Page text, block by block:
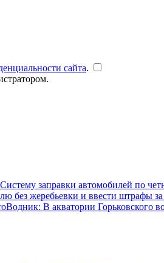
сайта.
Систему заправки автомобилей по
без жеребьевки и ввести штрафы
В акватории Горьковского